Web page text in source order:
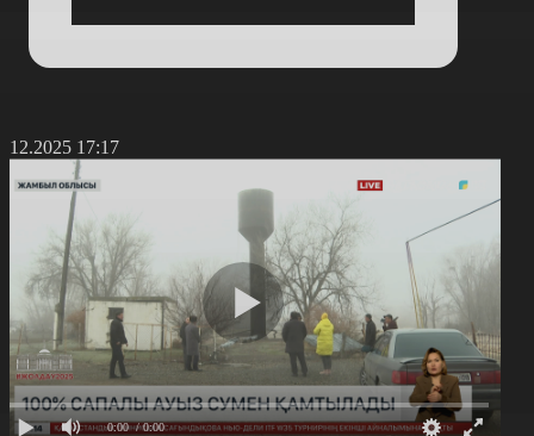
17:17
0:00 / 0:00